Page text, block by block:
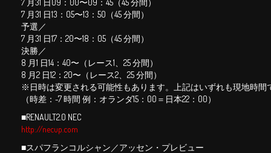
7 月31 日09：00〜09：45（45 分間）
7 月31 日13：05〜13：50（45 分間）
予選／
7 月31 日17：20〜18：05（45 分間）
決勝／
8 月1 日14：40〜（レース1、25 分間）
8 月2 日12：20〜（レース2、25 分間）
※日時は変更される可能性もあります。上記はいずれも現地時間
（時差：-7 時間 例：オランダ15：00＝日本22：00）
■RENAULT2.0 NEC
http://necup.com
■スパフランコルシャン／アッセン・プレビュー